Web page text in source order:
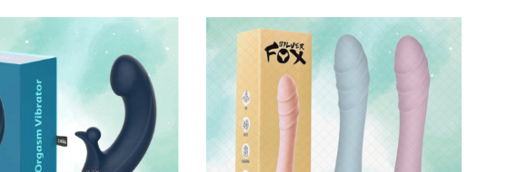
gay tự sướng nhiều khoái cảm nhất.